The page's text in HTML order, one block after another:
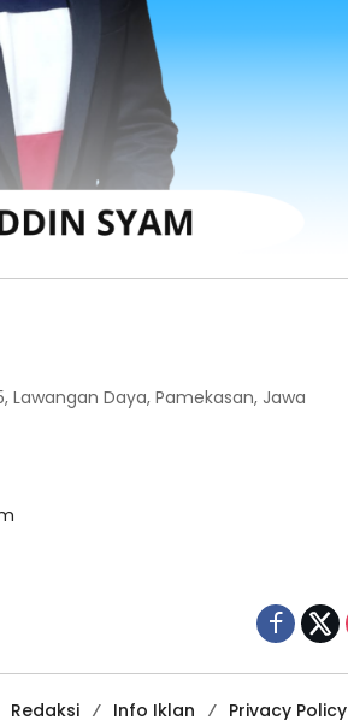
Lawangan Daya, Pamekasan, Jawa
Redaksi Info Iklan Privacy Policy